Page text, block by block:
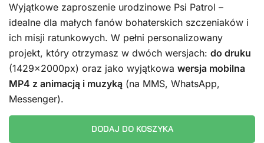
cena
wynosiła:
29,99 zł.
cena
wynosi:
14,99 zł.
Wyjątkowe zaproszenie urodzinowe Psi Patrol –
idealne dla małych fanów bohaterskich szczeniaków i
ich misji ratunkowych. W pełni personalizowany
projekt, który otrzymasz w dwóch wersjach: do druku
(1429x2000px) oraz jako wyjątkowa wersja mobilna
MP4 z animacją i muzyką (na MMS, WhatsApp,
Messenger).
DODAJ DO KOSZYKA